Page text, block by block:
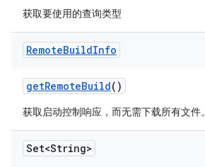
获取要使用的查询类型
RemoteBuildInfo
getRemoteBuild()
获取启动控制响应，而无需下载所有文件。
Set<String>